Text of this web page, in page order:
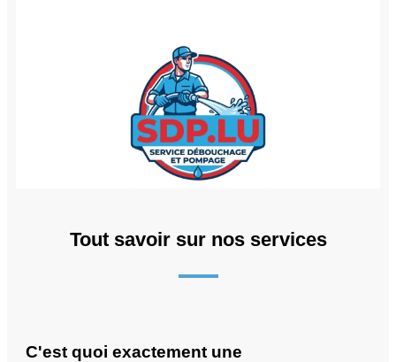
Tout savoir sur nos services
C'est quoi exactement une